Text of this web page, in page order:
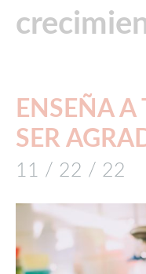
ENSEÑA
SER
11 / 22 / 22